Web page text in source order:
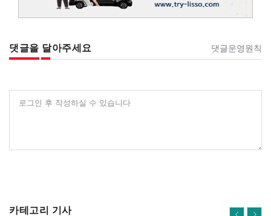
댓글을 달아주세요 댓글운영원칙
로그인 후 작성하실 수 있습니다
카테고리 기사